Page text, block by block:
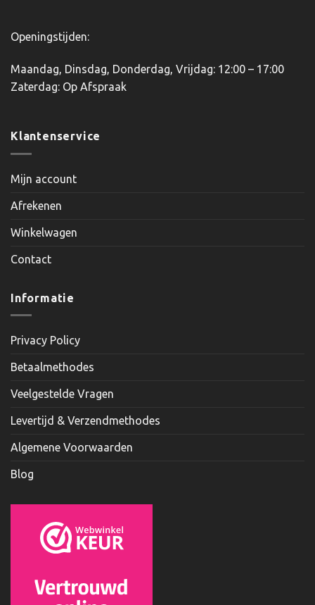
Openingstijden:
Maandag, Dinsdag, Donderdag, Vrijdag: 12:00 – 17:00
Zaterdag: Op Afspraak
Klantenservice
Mijn account
Afrekenen
Winkelwagen
Contact
Informatie
Privacy Policy
Betaalmethodes
Veelgestelde Vragen
Levertijd & Verzendmethodes
Algemene Voorwaarden
Blog